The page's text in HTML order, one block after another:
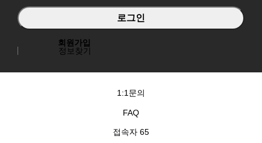
회원가입
정보찾기
1:1문의
FAQ
접속자 65